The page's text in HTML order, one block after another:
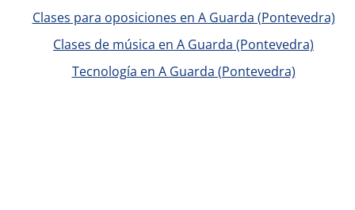
Clases para oposiciones en A Guarda (Pontevedra)
Clases de música en A Guarda (Pontevedra)
Tecnología en A Guarda (Pontevedra)